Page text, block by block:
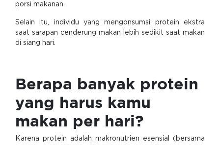
porsi makanan.
Selain itu, individu yang mengonsumsi protein ekstra
saat sarapan cenderung makan lebih sedikit saat makan
di siang hari.
Berapa banyak protein
yang harus kamu
makan per hari?
Karena protein adalah makronutrien esensial (bersama